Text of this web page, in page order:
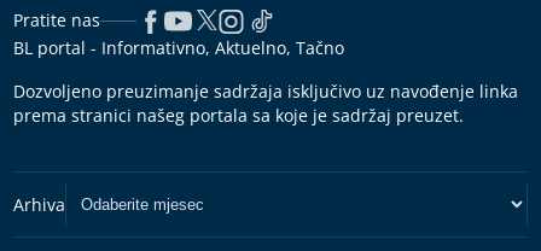
Pratite nas
BL portal - Informativno, Aktuelno, Tačno
Dozvoljeno preuzimanje sadržaja isključivo uz navođenje linka
prema stranici našeg portala sa koje je sadržaj preuzet.